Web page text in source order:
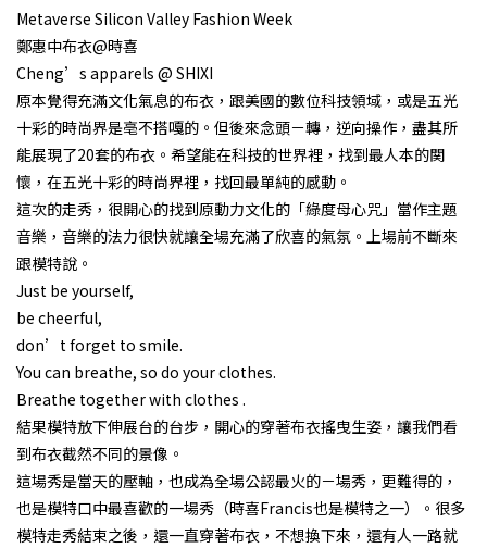
Metaverse Silicon Valley Fashion Week
鄭惠中布衣@時喜
Cheng’s apparels @ SHIXI
原本覺得充滿文化氣息的布衣，跟美國的數位科技領域，或是五光
十彩的時尚界是亳不搭嘎的。但後來念頭－轉，逆向操作，盡其所
能展現了20套的布衣。希望能在科技的世界裡，找到最人本的関
懷，在五光十彩的時尚界𥚃，找回最單純的感動。
這次的走秀，很開心的找到原動力文化的「綠度母心咒」當作主題
音樂，音樂的法力很快就讓全場充滿了欣喜的氣氛。上場前不斷來
跟模特說。
Just be yourself,
be cheerful,
don’t forget to smile.
You can breathe, so do your clothes.
Breathe together with clothes .
結果模特放下伸展台的台步，開心的穿著布衣搖曳生姿，讓我們看
到布衣截然不同的景像。
這場秀是當天的壓軸，也成為全場公認最火的－場秀，更難得的，
也是模特口中最喜歡的一場秀（時喜Francis也是模特之一）。很多
模特走秀結束之後，還一直穿著布衣，不想換下來，還有人一路就